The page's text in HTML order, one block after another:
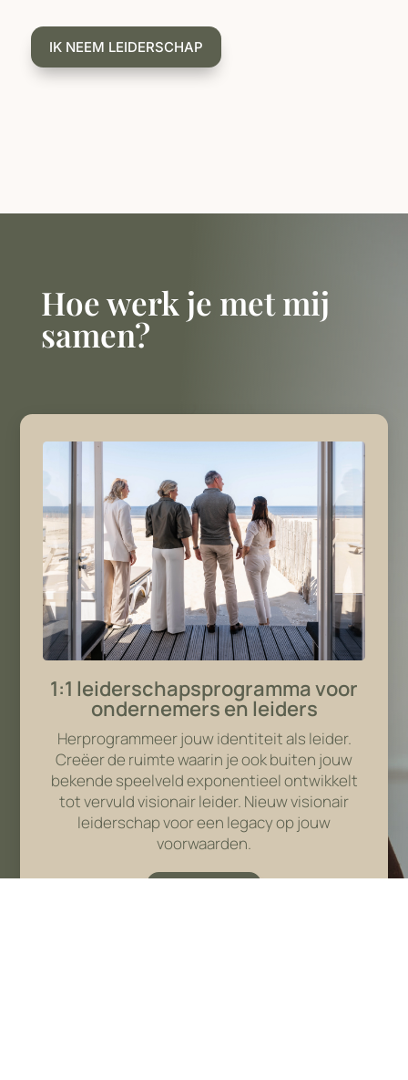
IK NEEM LEIDERSCHAP
Hoe werk je met mij
samen?
1:1 leiderschapsprogramma voor
ondernemers en leiders
Herprogrammeer jouw identiteit als leider.
Creëer de ruimte waarin je ook buiten jouw
bekende speelveld exponentieel ontwikkelt
tot vervuld visionair leider. Nieuw visionair
leiderschap voor een legacy op jouw
voorwaarden.